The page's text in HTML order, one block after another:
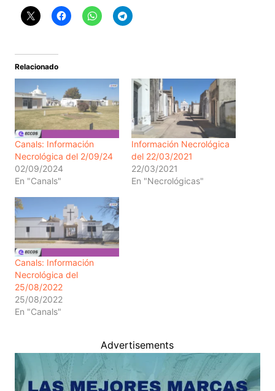
Relacionado
Canals: Información
Necrológica del 2/09/24
02/09/2024
En "Canals"
Información Necrológica
del 22/03/2021
22/03/2021
En "Necrológicas"
Canals: Información
Necrológica del
25/08/2022
25/08/2022
En "Canals"
Advertisements